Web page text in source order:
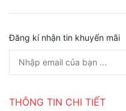
Đăng kí nhận tin khuyến mãi
THÔNG TIN CHI TIẾT